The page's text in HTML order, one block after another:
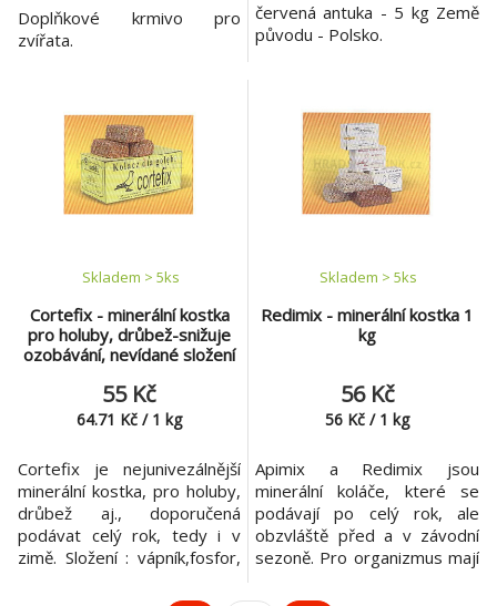
Doplňkové krmivo pro
zvířata.
červená antuka - 5 kg Země
původu - Polsko.
Cortefix - minerální kostka
pro holuby, drůbež-snižuje
ozobávání, nevídané složení
Skladem > 5ks
55 Kč
64.71 Kč / 1 kg
Cortefix je nejunivezálnější
minerální kostka, pro holuby,
drůbež aj., doporučená
podávat celý rok, tedy i v
zimě. Složení : vápník,fosfor,
lithium a jod. Dále flavonoidy,
Redimix - minerální kostka 1
kg
Skladem > 5ks
56 Kč
56 Kč / 1 kg
Apimix a Redimix jsou
minerální koláče, které se
podávají po celý rok, ale
obzvláště před a v závodní
sezoně. Pro organizmus mají
před poklesem letové